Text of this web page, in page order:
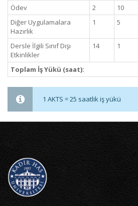
Ödev
2 10
Diğer Uygulamalara
Hazırlık
1 5
Dersle İlgili Sınıf Dışı
Etkinlikler
14 1
Toplam İş Yükü (saat):
1 AKTS = 25 saatlik iş yükü